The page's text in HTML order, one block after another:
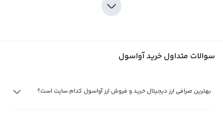
سوالات متداول خرید آواسول
بهترین صرافی ارز دیجیتال خرید و فروش ارز آواسول کدام سایت است؟